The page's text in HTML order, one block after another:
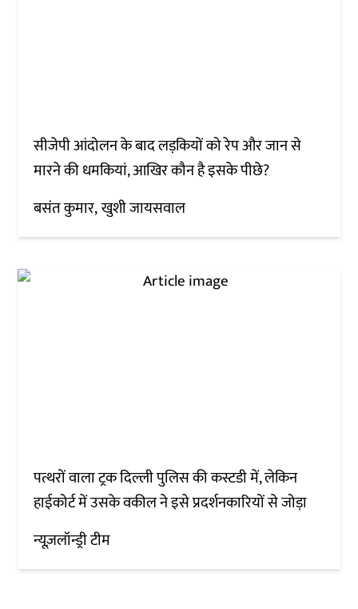
सीजेपी आंदोलन के बाद लड़कियों को रेप और जान से
मारने की धमकियां, आखिर कौन है इसके पीछे?
बसंत कुमार खुशी जायसवाल
पत्थरों वाला ट्रक दिल्ली पुलिस की कस्टडी में, लेकिन
हाईकोर्ट में उसके वकील ने इसे प्रदर्शनकारियों से जोड़ा
न्यूज़लॉन्ड्री टीम